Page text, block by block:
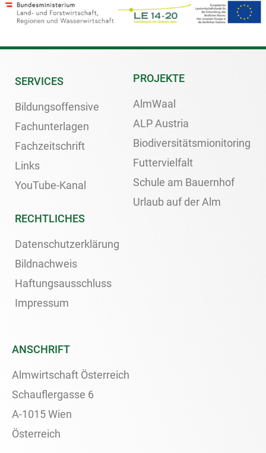
SERVICES
Bildungsoffensive
Fachunterlagen
Fachzeitschrift
Links
YouTube-Kanal
PROJEKTE
AlmWaal
ALP Austria
Biodiversitätsmionitoring
Futtervielfalt
Schule am Bauernhof
Urlaub auf der Alm
RECHTLICHES
Datenschutzerklärung
Bildnachweis
Haftungsausschluss
Impressum
ANSCHRIFT
Almwirtschaft Österreich
Schauflergasse 6
A-1015 Wien
Österreich